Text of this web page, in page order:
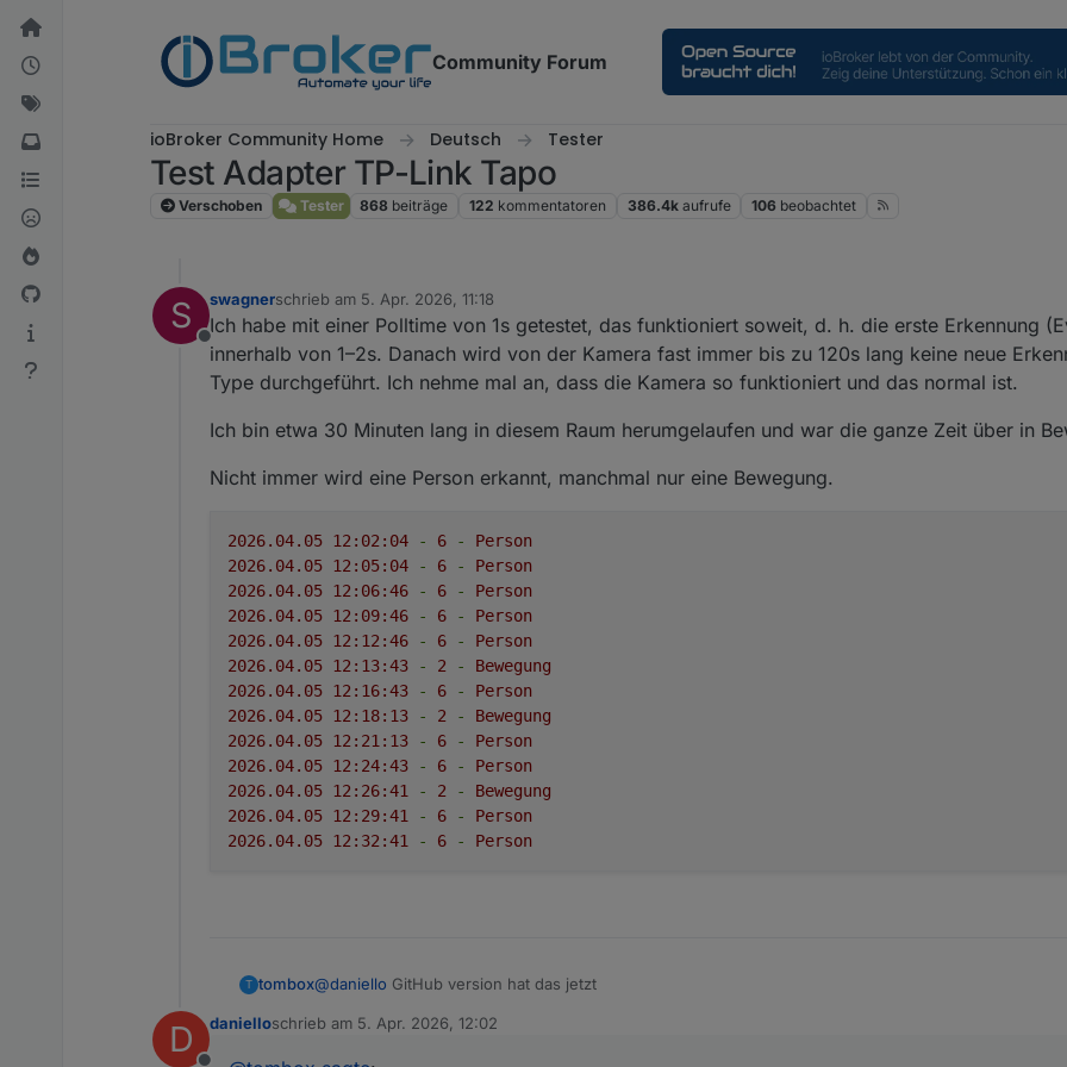
Weiter zum Inhalt
Community Forum
ioBroker Community Home Deutsch Tester
Test Adapter TP-Link Tapo
Verschoben Tester 868 beiträge 122 kommentatoren 386.4k aufrufe 106 beobachtet
S
Offline
swagnerschrieb am 5. Apr. 2026, 11:18
zuletzt editiert von
Ich habe mit einer Polltime von 1s getestet, das funktioniert soweit, d. h. die erste Erkennung
innerhalb von 1–2s. Danach wird von der Kamera fast immer bis zu 120s lang keine neue
Type durchgeführt. Ich nehme mal an, dass die Kamera so funktioniert und das normal ist.
Ich bin etwa 30 Minuten lang in diesem Raum herumgelaufen und war die ganze Zeit über in
Nicht immer wird eine Person erkannt, manchmal nur eine Bewegung.
2026.04.05 12 :02:04 - 6 -
Person
2026.04.05 12 :05:04 - 6 -
Person
2026.04.05 12 :06:46 - 6 -
Person
2026.04.05 12 :09:46 - 6 -
Person
2026.04.05 12 :12:46 - 6 -
Person
2026.04.05 12 :13:43 - 2 -
Bewegung
2026.04.05 12 :16:43 - 6 -
Person
2026.04.05 12 :18:13 - 2 -
Bewegung
2026.04.05 12 :21:13 - 6 -
Person
2026.04.05 12 :24:43 - 6 -
Person
2026.04.05 12 :26:41 - 2 -
Bewegung
2026.04.05 12 :29:41 - 6 -
Person
2026.04.05 12 :32:41 - 6 - Person
T tombox@daniello GitHub version hat das jetzt
D danielloschrieb am 5. Apr. 2026, 12:02
zuletzt editiert von